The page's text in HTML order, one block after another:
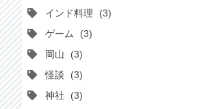
インド料理
3
ゲーム
3
岡山
3
怪談
3
神社
3